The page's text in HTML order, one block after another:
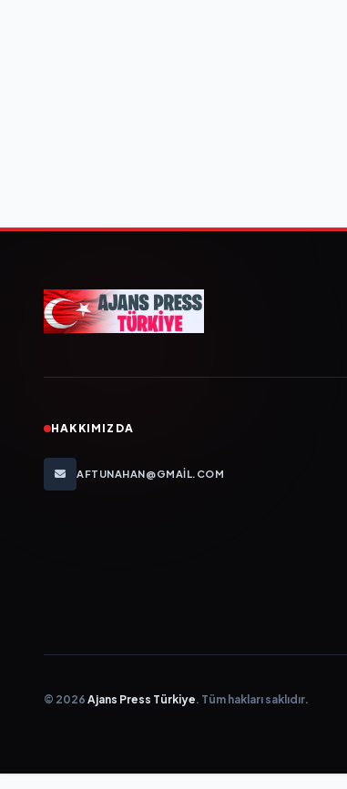
HAKKIMIZDA
AFTUNAHAN@GMAIL.COM
© 2026 Ajans Press Türkiye. Tüm hakları saklıdır.